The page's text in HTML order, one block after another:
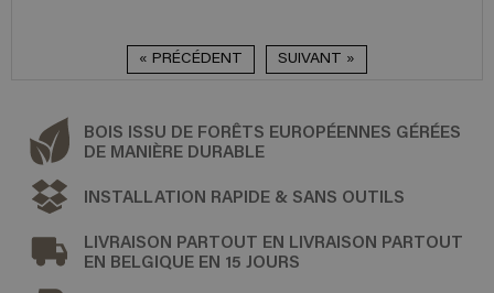
« PRÉCÉDENT SUIVANT »
BOIS ISSU DE FORÊTS EUROPÉENNES GÉRÉES
DE MANIÈRE DURABLE
INSTALLATION RAPIDE & SANS OUTILS
LIVRAISON PARTOUT EN LIVRAISON PARTOUT
EN BELGIQUE EN 15 JOURS